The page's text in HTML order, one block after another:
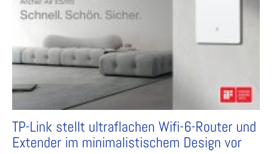
TP-Link stellt ultraflachen Wifi-6-Router und
Extender im minimalistischem Design vor